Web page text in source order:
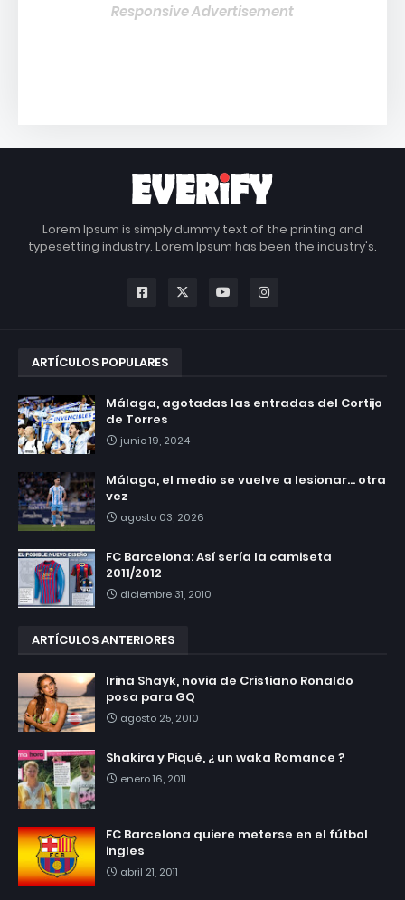
Responsive Advertisement
Lorem Ipsum is simply dummy text of the printing and
typesetting industry. Lorem Ipsum has been the industry's.
ARTÍCULOS POPULARES
Málaga, agotadas las entradas del Cortijo
de Torres
junio 19, 2024
Málaga, el medio se vuelve a lesionar... otra
vez
agosto 03, 2026
FC Barcelona: Así sería la camiseta
2011/2012
diciembre 31, 2010
ARTÍCULOS ANTERIORES
Irina Shayk, novia de Cristiano Ronaldo
posa para GQ
agosto 25, 2010
Shakira y Piqué, ¿ un waka Romance ?
enero 16, 2011
FC Barcelona quiere meterse en el fútbol
ingles
abril 21, 2011